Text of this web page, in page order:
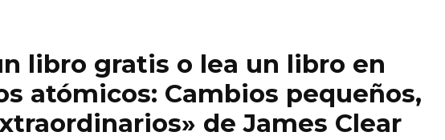
libro gratis o lea un libro en
atómicos: Cambios pequeños,
de James Clear